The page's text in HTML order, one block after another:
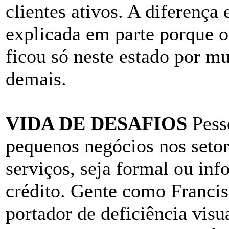
clientes ativos. A diferença
explicada em parte porque
ficou só neste estado por
demais.
VIDA DE DESAFIOS
pequenos negócios nos
serviços, seja formal ou
crédito. Gente como
portador de deficiência